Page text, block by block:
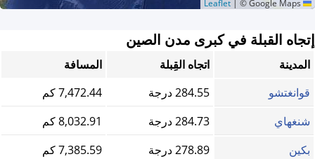
© Google Maps
إتجاه القبلة في كبرى مدن الصين
المدينة اتجاه القِبلة
المسافة
قوانغتشو
284.55 درجة
7,472.44 كم
شنغهاي
284.73 درجة
8,032.91 كم
بكين
278.89 درجة
7,385.59 كم